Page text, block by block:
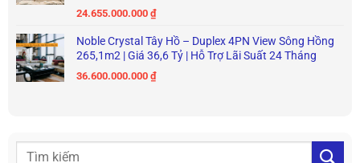
24.655.000.000 ₫
Noble Crystal Tây Hồ – Duplex 4PN View Sông Hồng
265,1m2 | Giá 36,6 Tỷ | Hỗ Trợ Lãi Suất 24 Tháng
36.600.000.000 ₫